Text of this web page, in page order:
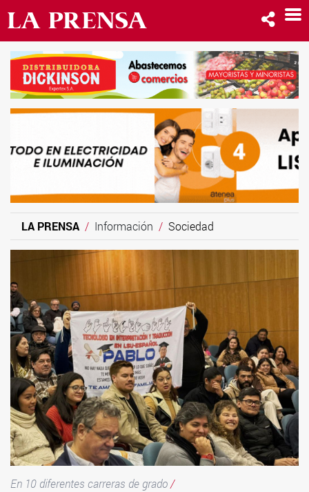
LA PRENSA Información Sociedad
En 10 diferentes carreras de grado/